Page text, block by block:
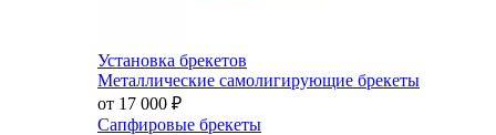
Установка брекетов
Металлические самолигирующие брекеты
от 17 000 ₽
Сапфировые брекеты